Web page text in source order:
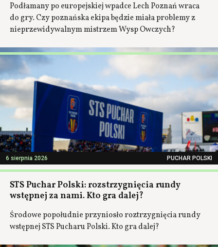
Podłamany po europejskiej wpadce Lech Poznań wraca
do gry. Czy poznańska ekipa będzie miała problemy z
nieprzewidywalnym mistrzem Wysp Owczych?
6 sierpnia 2026 PUCHAR POLSKI
STS Puchar Polski: rozstrzygnięcia rundy
wstępnej za nami. Kto gra dalej?
Środowe popołudnie przyniosło roztrzygnięcia rundy
wstępnej STS Pucharu Polski. Kto gra dalej?